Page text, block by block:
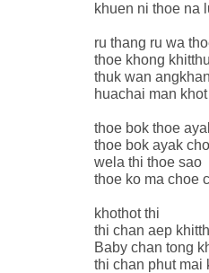
khuen ni thoe na
ru thang ru wa
thoe khong
thuk wan
huachai man
thoe bok thoe
thoe bok ayak
wela thi thoe sao
thoe ko ma choe
khothot thi
thi chan aep
Baby chan tong
thi chan phut mai